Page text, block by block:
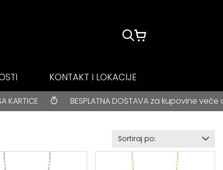
KONTAKT I LOKACIJE
DOSTAVA za kupovine veće od 3000 rsd • ONLINE
Sortiraj po: